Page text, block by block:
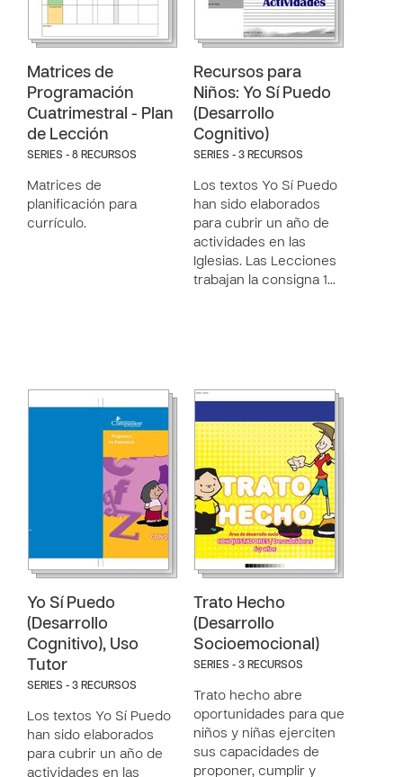
Matrices de
Programación
Cuatrimestral - Plan
de Lección
SERIES - 8 RECURSOS
Matrices de
planificación para
currículo.
Recursos para
Niños: Yo Sí Puedo
(Desarrollo
Cognitivo)
SERIES - 3 RECURSOS
Los textos Yo Sí Puedo
han sido elaborados
para cubrir un año de
actividades en las
Iglesias. Las Lecciones
trabajan la consigna 1…
Yo Sí Puedo
(Desarrollo
Cognitivo), Uso
Tutor
SERIES - 3 RECURSOS
Los textos Yo Sí Puedo
han sido elaborados
para cubrir un año de
actividades en las
Trato Hecho
(Desarrollo
Socioemocional)
SERIES - 3 RECURSOS
Trato hecho abre
oportunidades para que
niños y niñas ejerciten
sus capacidades de
proponer, cumplir y